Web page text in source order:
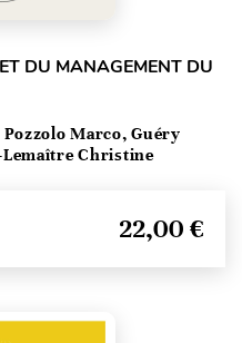
DU MANAGEMENT DU
Marco, Guéry
Christine
22,00 €